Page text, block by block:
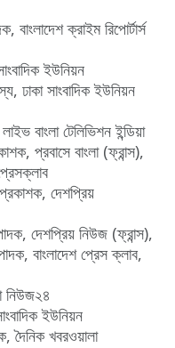
ক্রাইম রিপোর্টার্স
ইউনিয়ন
ঢাকা সাংবাদিক ইউনিয়ন
বাংলা টেলিভিশন ইন্ডিয়া
প্রবাসে বাংলা (ফ্রান্স),
দেশপ্রিয়
দেশপ্রিয় নিউজ (ফ্রান্স),
বাংলাদেশ প্রেস ক্লাব,
নিউজ২৪
ইউনিয়ন
দৈনিক খবরওয়ালা